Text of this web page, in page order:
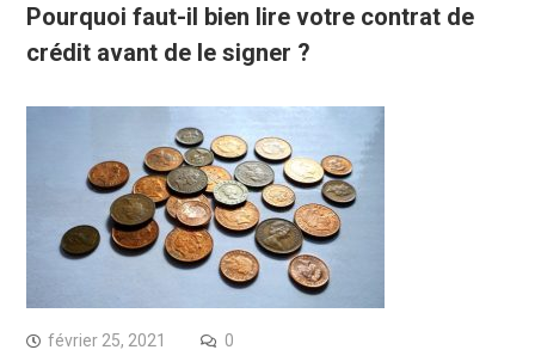
Pourquoi faut-il bien lire votre contrat de
crédit avant de le signer ?
février 25, 2021 0